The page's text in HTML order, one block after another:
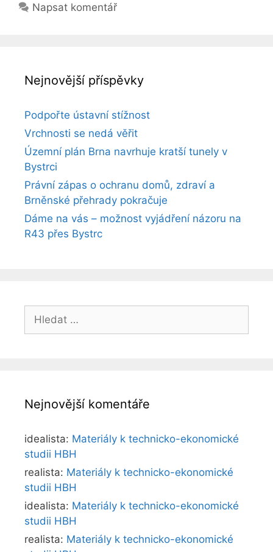
Napsat komentář
Nejnovější příspěvky
Podpořte ústavní stížnost
Vrchnosti se nedá věřit
Územní plán Brna navrhuje kratší tunely v
Bystrci
Právní zápas o ochranu domů, zdraví a
Brněnské přehrady pokračuje
Dáme na vás – možnost vyjádření názoru na
R43 přes Bystrc
Nejnovější komentáře
idealista: Materiály k technicko-ekonomické
studii HBH
realista: Materiály k technicko-ekonomické
studii HBH
idealista: Materiály k technicko-ekonomické
studii HBH
realista: Materiály k technicko-ekonomické